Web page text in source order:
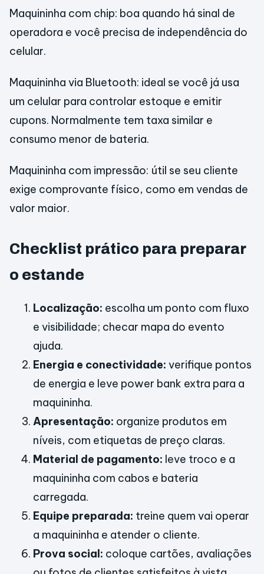
Maquininha com chip: boa quando há sinal de
operadora e você precisa de independência do
celular.
Maquininha via Bluetooth: ideal se você já usa
um celular para controlar estoque e emitir
cupons. Normalmente tem taxa similar e
consumo menor de bateria.
Maquininha com impressão: útil se seu cliente
exige comprovante físico, como em vendas de
valor maior.
Checklist prático para preparar
o estande
Localização: escolha um ponto com fluxo
e visibilidade; checar mapa do evento
ajuda.
Energia e conectividade: verifique pontos
de energia e leve power bank extra para a
maquininha.
Apresentação: organize produtos em
níveis, com etiquetas de preço claras.
Material de pagamento: leve troco e a
maquininha com cabos e bateria
carregada.
Equipe preparada: treine quem vai operar
a maquininha e atender o cliente.
Prova social: coloque cartões, avaliações